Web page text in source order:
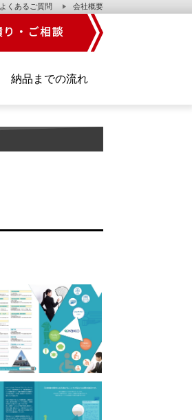
よくあるご質問 会社概要
納品までの流れ